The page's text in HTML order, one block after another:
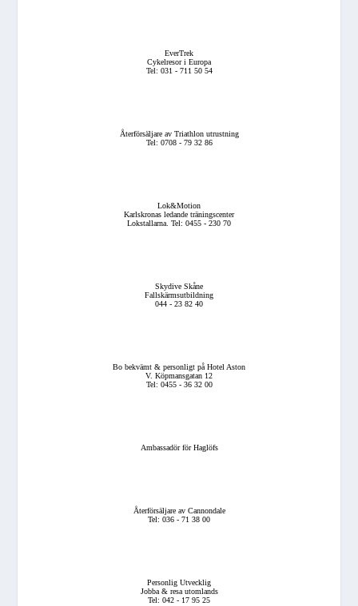
EverTrek
Cykelresor i Europa
Tel: 031 - 711 50 54
Återförsäljare av Triathlon utrustning
Tel: 0708 - 79 32 86
Lok&Motion
Karlskronas ledande träningscenter
Lokstallarna. Tel: 0455 - 230 70
Skydive Skåne
Fallskärmsutbildning
044 - 23 82 40
Bo bekvämt & personligt på Hotel Aston
V. Köpmansgatan 12
Tel: 0455 - 36 32 00
Ambassadör för Haglöfs
Återförsäljare av Cannondale
Tel: 036 - 71 38 00
Personlig Utvecklig
Jobba & resa utomlands
Tel: 042 - 17 95 25